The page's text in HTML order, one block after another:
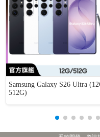
Samsung Galaxy S26 Ultra
512G)